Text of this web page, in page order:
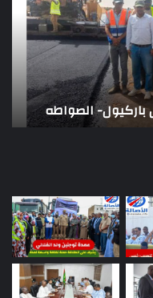
باركيول- الصواطه